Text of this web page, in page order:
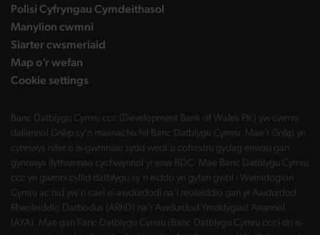
Polisi Cyfryngau Cymdeithasol
Manylion cwmni
Siarter cwsmeriaid
Map o’r wefan
Cookie settings
Banc Datblygu Cymru ccc (Development Bank of Wales Plc) yw cwmni
daliannol Grŵp sy'n masnachu fel Banc Datblygu Cymru. Mae'r Grŵp yn
cynnwys nifer o is-gwmnïau sydd wedi'u cofrestru gydag enwau gan
gynnwys llythrennau cychwynnol yr enw BDC. Mae Banc Datblygu Cymru
ccc yn gwmni cyllid datblygu sy'n eiddo yn gyfan gwbl i Weinidogion
Cymru ac nid yw'n cael ei awdurdodi na'i reoleiddio gan yr Awdurdod
Rheoleiddio Darbodus (ARhD) na'r Awdurdod Ymddygiad Ariannol
(AYA). Mae gan Fanc Datblygu Cymru (Banc Datblygu Cymru ccc) dri is-